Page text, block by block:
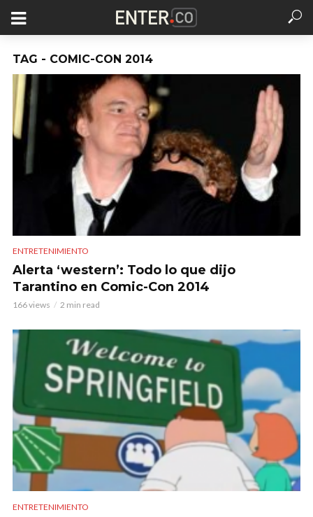
TAG - COMIC-CON 2014
ENTRETENIMIENTO
Alerta ‘western’: Todo lo que dijo
Tarantino en Comic-Con 2014
166 views 2 min read
ENTRETENIMIENTO